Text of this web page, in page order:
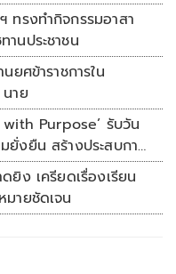
ทรงทำกิจกรรมอาสา
านประชาชน
ยศข้าราชการใน
าย
with Purpose’ รับวัน
ยั่งยืน สร้างประสบกา
ยยิง เครียดเรื่องเรียน
มายชัดเจน